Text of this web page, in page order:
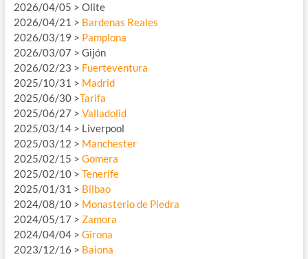
2026/04/05 > Olite
2026/04/21 > Bardenas Reales
2026/03/19 > Pamplona
2026/03/07 > Gijón
2026/02/23 > Fuerteventura
2025/10/31 > Madrid
2025/06/30 >Tarifa
2025/06/27 > Valladolid
2025/03/14 > Liverpool
2025/03/12 > Manchester
2025/02/15 > Gomera
2025/02/10 > Tenerife
2025/01/31 > Bilbao
2024/08/10 > Monasterio de Piedra
2024/05/17 > Zamora
2024/04/04 > Girona
2023/12/16 > Baiona